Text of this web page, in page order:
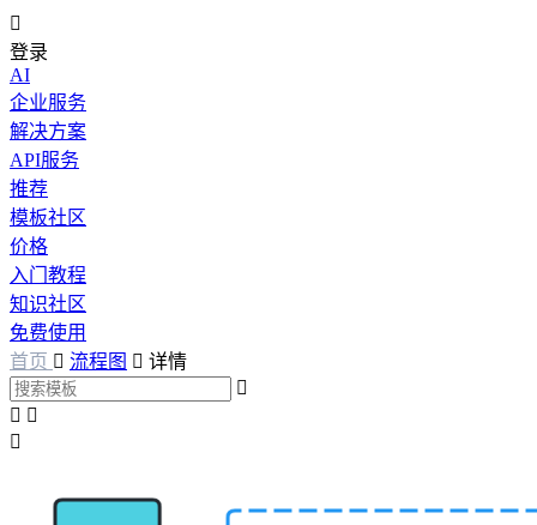

登录
AI
企业服务
解决方案
API服务
推荐
模板社区
价格
入门教程
知识社区
免费使用
首页  流程图  详情

 
